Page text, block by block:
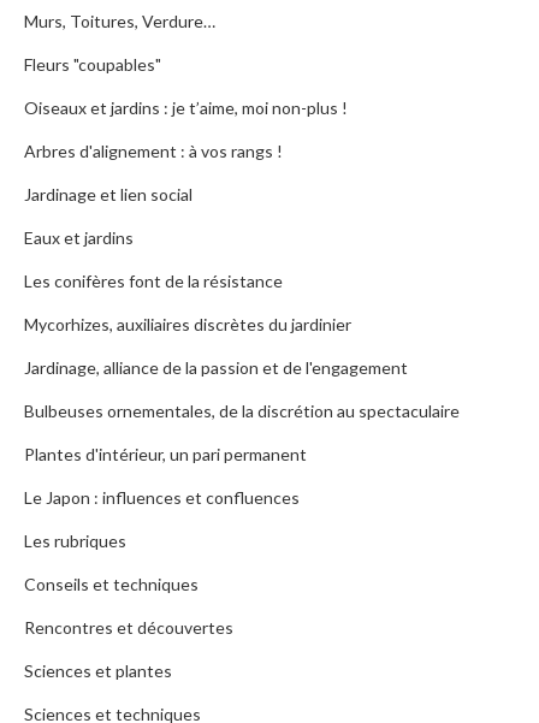
Murs, Toitures, Verdure…
Fleurs "coupables"
Oiseaux et jardins : je t’aime, moi non-plus !
Arbres d'alignement : à vos rangs !
Jardinage et lien social
Eaux et jardins
Les conifères font de la résistance
Mycorhizes, auxiliaires discrètes du jardinier
Jardinage, alliance de la passion et de l'engagement
Bulbeuses ornementales, de la discrétion au spectaculaire
Plantes d'intérieur, un pari permanent
Le Japon : influences et confluences
Les rubriques
Conseils et techniques
Rencontres et découvertes
Sciences et plantes
Sciences et techniques